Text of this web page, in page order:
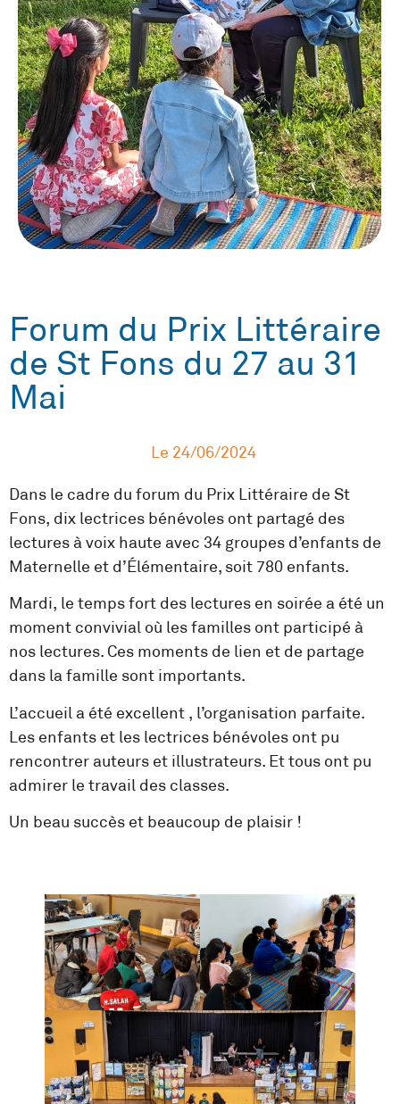
Forum du Prix Littéraire
de St Fons du 27 au 31
Mai
Le 24/06/2024
Dans le cadre du forum du Prix Littéraire de St
Fons, dix lectrices bénévoles ont partagé des
lectures à voix haute avec 34 groupes d’enfants de
Maternelle et d’Élémentaire, soit 780 enfants.
Mardi, le temps fort des lectures en soirée a été un
moment convivial où les familles ont participé à
nos lectures. Ces moments de lien et de partage
dans la famille sont importants.
L’accueil a été excellent , l’organisation parfaite.
Les enfants et les lectrices bénévoles ont pu
rencontrer auteurs et illustrateurs. Et tous ont pu
admirer le travail des classes.
Un beau succès et beaucoup de plaisir !